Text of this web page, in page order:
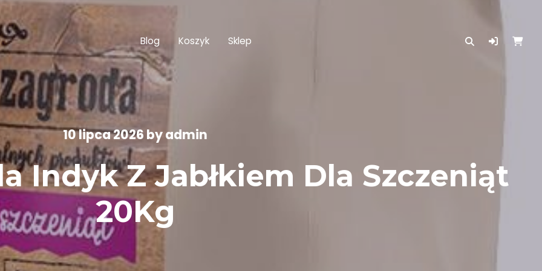
Blog Koszyk Sklep
10 lipca 2026 byadmin
Indyk Z Jabłkiem Dla Szczeniąt
20Kg